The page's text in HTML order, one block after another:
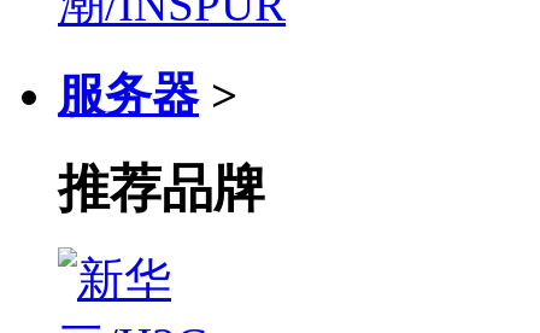
服务器 >
推荐品牌